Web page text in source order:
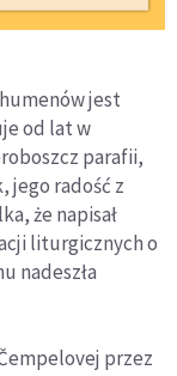
jest
od lat w
parafii,
jego radość z
że napisał
liturgicznych o
nadeszła
przez